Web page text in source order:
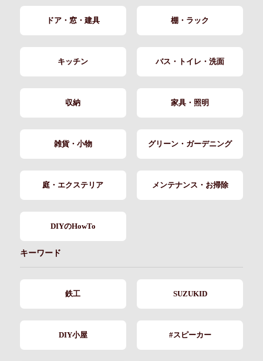
ドア・窓・建具 棚・ラック
キッチン バス・トイレ・洗面
収納 家具・照明
雑貨・小物 グリーン・ガーデニング
庭・エクステリア メンテナンス・お掃除
DIYのHowTo
キーワード
鉄工 SUZUKID
DIY小屋 #スピーカー